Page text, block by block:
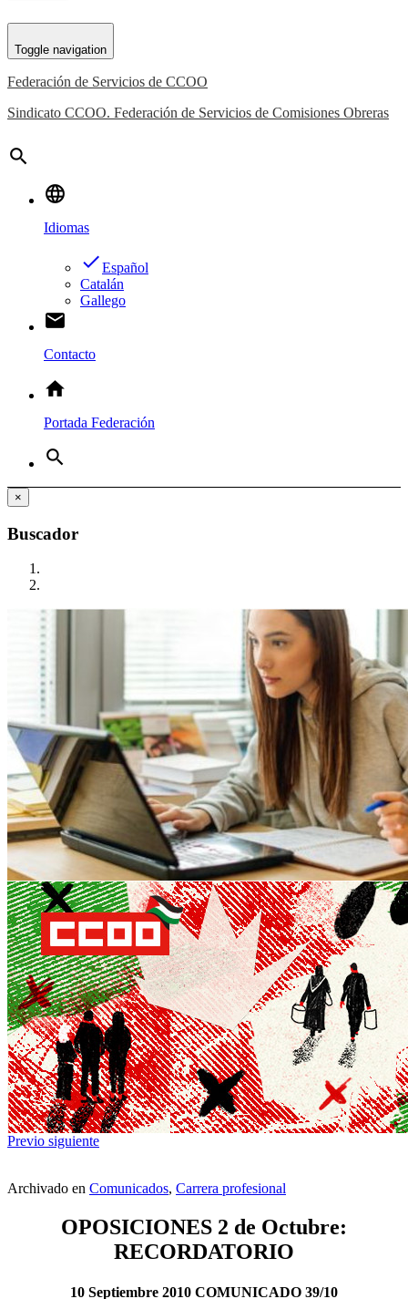
Toggle navigation
Federación de Servicios de CCOO
Sindicato CCOO. Federación de Servicios de Comisiones Obreras
search
language
Idiomas
doneEspañol
Catalán
Gallego
email
Contacto
home
Portada Federación
search
×
Buscador
Previo siguiente
Archivado en Comunicados, Carrera profesional
OPOSICIONES 2 de Octubre:
RECORDATORIO
10 Septiembre 2010 COMUNICADO 39/10